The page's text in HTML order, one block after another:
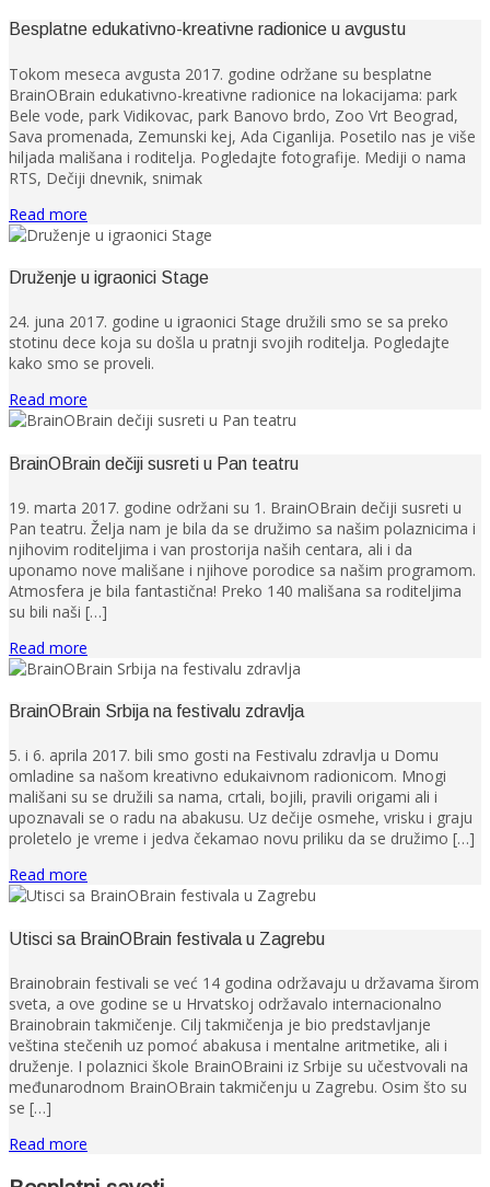
Besplatne edukativno-kreativne radionice u avgustu
Tokom meseca avgusta 2017. godine održane su besplatne
BrainOBrain edukativno-kreativne radionice na lokacijama: park
Bele vode, park Vidikovac, park Banovo brdo, Zoo Vrt Beograd,
Sava promenada, Zemunski kej, Ada Ciganlija. Posetilo nas je više
hiljada mališana i roditelja. Pogledajte fotografije. Mediji o nama
RTS, Dečiji dnevnik, snimak
Read more
Druženje u igraonici Stage
24. juna 2017. godine u igraonici Stage družili smo se sa preko
stotinu dece koja su došla u pratnji svojih roditelja. Pogledajte
kako smo se proveli.
Read more
BrainOBrain dečiji susreti u Pan teatru
19. marta 2017. godine održani su 1. BrainOBrain dečiji susreti u
Pan teatru. Želja nam je bila da se družimo sa našim polaznicima i
njihovim roditeljima i van prostorija naših centara, ali i da
uponamo nove mališane i njihove porodice sa našim programom.
Atmosfera je bila fantastična! Preko 140 mališana sa roditeljima
su bili naši […]
Read more
BrainOBrain Srbija na festivalu zdravlja
5. i 6. aprila 2017. bili smo gosti na Festivalu zdravlja u Domu
omladine sa našom kreativno edukaivnom radionicom. Mnogi
mališani su se družili sa nama, crtali, bojili, pravili origami ali i
upoznavali se o radu na abakusu. Uz dečije osmehe, vrisku i graju
proletelo je vreme i jedva čekamao novu priliku da se družimo […]
Read more
Utisci sa BrainOBrain festivala u Zagrebu
Brainobrain festivali se već 14 godina održavaju u državama širom
sveta, a ove godine se u Hrvatskoj održavalo internacionalno
Brainobrain takmičenje. Cilj takmičenja je bio predstavljanje
veština stečenih uz pomoć abakusa i mentalne aritmetike, ali i
druženje. I polaznici škole BrainOBraini iz Srbije su učestvovali na
međunarodnom BrainOBrain takmičenju u Zagrebu. Osim što su
se […]
Read more